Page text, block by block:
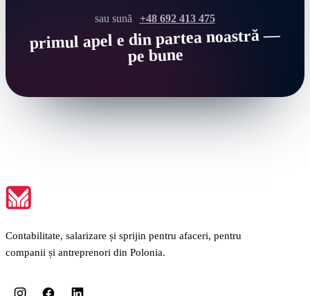
sau sună +48 692 413 475
primul apel e din partea noastră —
pe bune
Contabilitate, salarizare și sprijin pentru afaceri, pentru
companii și antreprenori din Polonia.